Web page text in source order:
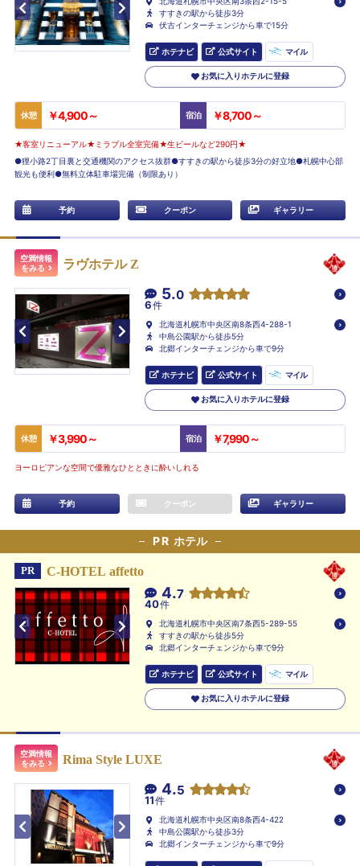
すすきの駅から徒歩3分
伏古インターチェンジから車で15分
ホテナビ 公式サイト マイル
お気に入りホテルに登録
休憩 ￥4,900～ 宿泊 ￥8,700～
★客室リニューアル★ミラブル全室完備★生ビールなど290円★
●狸小路2丁目裏と交通機関のアクセス抜群●すすきの駅から徒歩3分の好立地●札幌中心部
観光も便利●無料立体駐車場完備（制限あり）
予約 クーポン ギャラリー
空満情報
をみる
ラヴホテル Z
5.0
6件
北海道札幌市中央区南8条西4-288-1
中島公園駅から徒歩5分
北郷インターチェンジから車で9分
ホテナビ 公式サイト マイル
お気に入りホテルに登録
休憩 ￥3,990～ 宿泊 ￥7,990～
ヨーロピアンな空間で優雅なひとときに酔いしれる
予約 クーポン ギャラリー
PR ホテル
PR C-HOTEL affetto
4.7
40件
北海道札幌市中央区南7条西5-289-55
すすきの駅から徒歩5分
北郷インターチェンジから車で9分
ホテナビ 公式サイト マイル
お気に入りホテルに登録
空満情報
をみる
Rima Style LUXE
4.5
11件
北海道札幌市中央区南8条西4-422
中島公園駅から徒歩3分
北郷インターチェンジから車で9分